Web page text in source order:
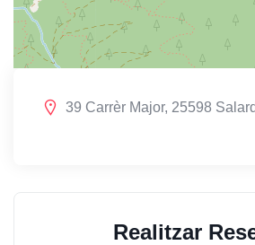
39 Carrèr Major, 25598
Realitzar